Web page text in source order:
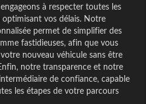
à respecter toutes les
vos délais. Notre
permet de simplifier des
fastidieuses, afin que vous
nouveau véhicule sans être
notre transparence et notre
de confiance, capable
les étapes de votre parcours